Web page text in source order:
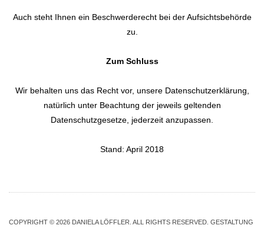
Auch steht Ihnen ein Beschwerderecht bei der Aufsichtsbehörde
zu.
Zum Schluss
Wir behalten uns das Recht vor, unsere Datenschutzerklärung,
natürlich unter Beachtung der jeweils geltenden
Datenschutzgesetze, jederzeit anzupassen.
Stand: April 2018
COPYRIGHT © 2026 DANIELA LÖFFLER . ALL RIGHTS RESERVED. GESTALTUNG